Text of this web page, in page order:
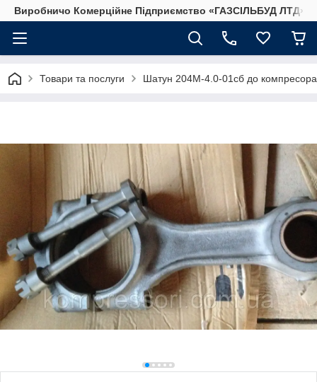
Виробничо Комерційне Підприємство «ГАЗСIЛЬБУД ЛТД»
Товари та послуги Шатун 204М-4.0-01сб до